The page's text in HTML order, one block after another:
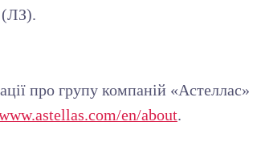
(ЛЗ).
про групу компаній
en/about.